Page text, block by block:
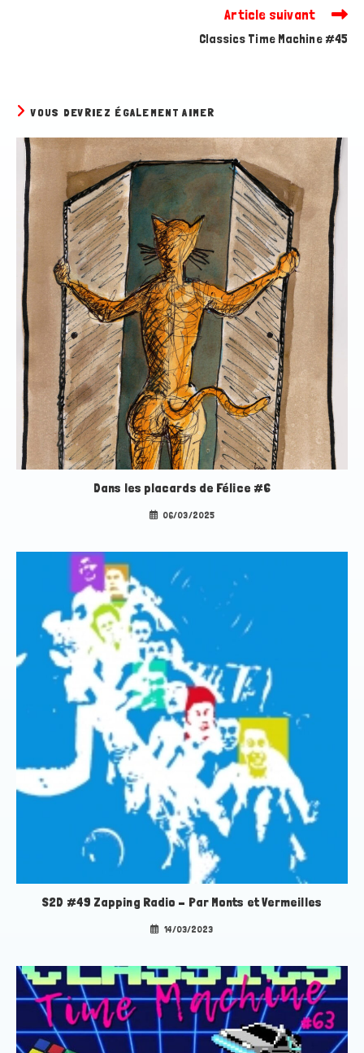
Article suivant
Classics Time Machine #45
VOUS DEVRIEZ ÉGALEMENT AIMER
Dans les placards de Félice #6
06/03/2025
S2D #49 Zapping Radio – Par Monts et Vermeilles
14/03/2023